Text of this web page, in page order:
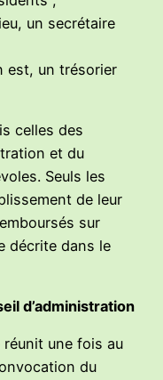
un secrétaire
est, un trésorier
celles des
et du
Seuls les
de leur
sur
décrite dans le
d’administration
réunit une fois au
du